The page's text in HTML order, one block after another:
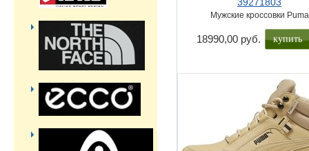
Мужские кроссовки Puma
18990,00 руб. купить